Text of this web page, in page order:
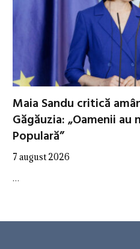
Maia Sandu critică
Găgăuzia: „Oamenii au
Populară”
7 august 2026
…